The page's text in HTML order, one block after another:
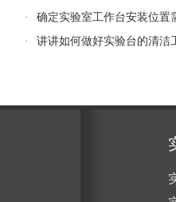
·
确定实验室工作台安装位置
·
讲讲如何做好实验台的清洁